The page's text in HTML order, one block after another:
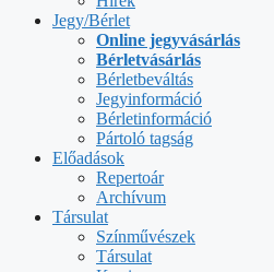
Jegy/Bérlet
Online jegyvásárlás
Bérletvásárlás
Bérletbeváltás
Jegyinformáció
Bérletinformáció
Pártoló tagság
Előadások
Repertoár
Archívum
Társulat
Színművészek
Társulat